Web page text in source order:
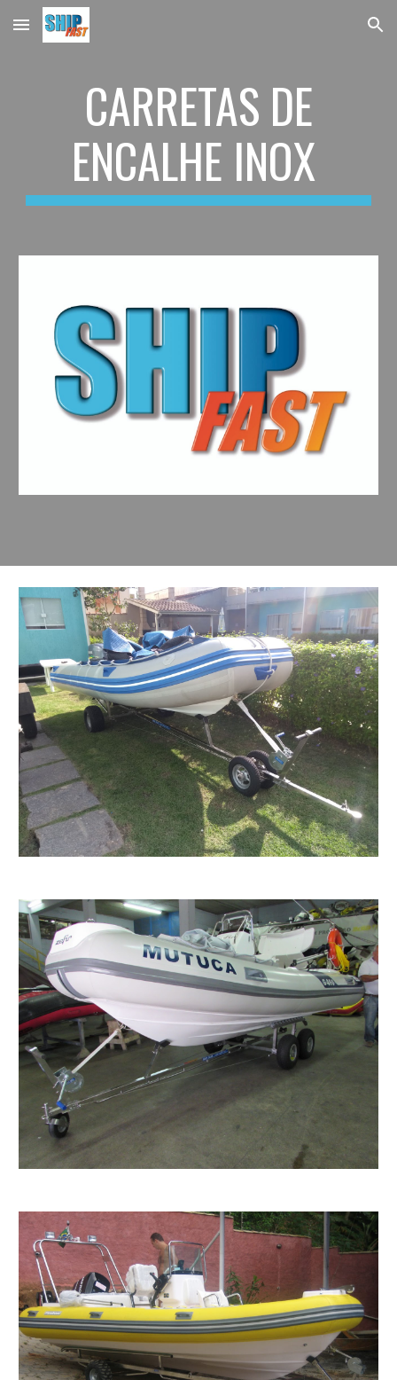
Skip to main content Skip to navigation
CARRETAS DE
ENCALHE INOX